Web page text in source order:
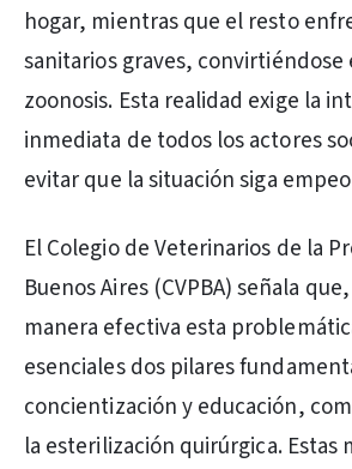
hogar, mientras que el resto
sanitarios graves, convirtiéndose
zoonosis. Esta realidad exige la
inmediata de todos los actores
evitar que la situación siga
El Colegio de Veterinarios de la
Buenos Aires (CVPBA) señala
manera efectiva esta
esenciales dos pilares
concientización y educación,
la esterilización quirúrgica. Estas